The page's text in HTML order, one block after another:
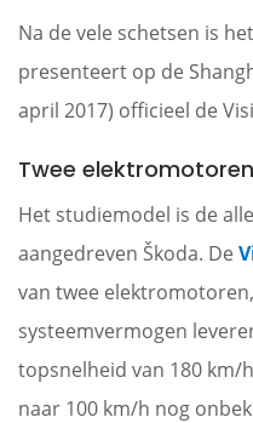
Na de vele schetsen is
presenteert op de
april 2017) officieel de
Twee elektromotoren
Het studiemodel is de
aangedreven Škoda. De
van twee
systeemvermogen
topsnelheid van 180
naar 100 km/h nog